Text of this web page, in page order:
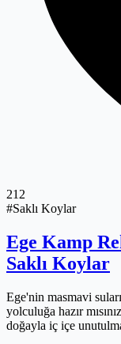
212
#Saklı Koylar
Ege Kamp
Saklı Koylar
Ege'nin masmavi
yolculuğa hazır
doğayla iç içe